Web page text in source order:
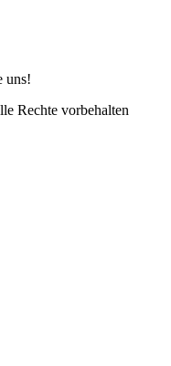
uns!
Rechte vorbehalten